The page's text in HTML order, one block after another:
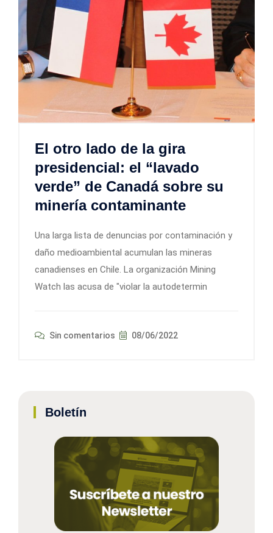
El otro lado de la gira
presidencial: el “lavado
verde” de Canadá sobre su
minería contaminante
Una larga lista de denuncias por contaminación y
daño medioambiental acumulan las mineras
canadienses en Chile. La organización Mining
Watch las acusa de "violar la autodetermin
Sin comentarios 08/06/2022
Boletín